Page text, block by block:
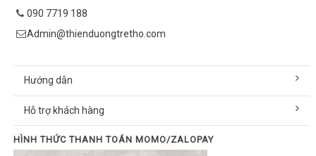
090 7719 188
Admin@thienduongtretho.com
Hướng dẫn
Hỗ trợ khách hàng
HÌNH THỨC THANH TOÁN MOMO/ZALOPAY